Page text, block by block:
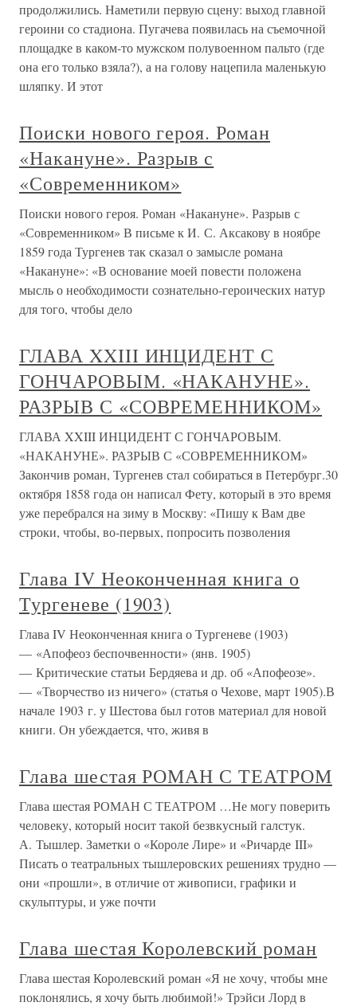
продолжились. Наметили первую сцену: выход главной
героини со стадиона. Пугачева появилась на съемочной
площадке в каком-то мужском полувоенном пальто (где
она его только взяла?), а на голову нацепила маленькую
шляпку. И этот
Поиски нового героя. Роман
«Накануне». Разрыв с
«Современником»
Поиски нового героя. Роман «Накануне». Разрыв с
«Современником» В письме к И. С. Аксакову в ноябре
1859 года Тургенев так сказал о замысле романа
«Накануне»: «В основание моей повести положена
мысль о необходимости сознательно-героических натур
для того, чтобы дело
ГЛАВА XXIII ИНЦИДЕНТ С
ГОНЧАРОВЫМ. «НАКАНУНЕ».
РАЗРЫВ С «СОВРЕМЕННИКОМ»
ГЛАВА XXIII ИНЦИДЕНТ С ГОНЧАРОВЫМ.
«НАКАНУНЕ». РАЗРЫВ С «СОВРЕМЕННИКОМ»
Закончив роман, Тургенев стал собираться в Петербург.30
октября 1858 года он написал Фету, который в это время
уже перебрался на зиму в Москву: «Пишу к Вам две
строки, чтобы, во-первых, попросить позволения
Глава IV Неоконченная книга о
Тургеневе (1903)
Глава IV Неоконченная книга о Тургеневе (1903)
— «Апофеоз беспочвенности» (янв. 1905)
— Критические статьи Бердяева и др. об «Апофеозе».
— «Творчество из ничего» (статья о Чехове, март 1905).В
начале 1903 г. у Шестова был готов материал для новой
книги. Он убеждается, что, живя в
Глава шестая РОМАН С ТЕАТРОМ
Глава шестая РОМАН С ТЕАТРОМ …Не могу поверить
человеку, который носит такой безвкусный галстук.
А. Тышлер. Заметки о «Короле Лире» и «Ричарде III»
Писать о театральных тышлеровских решениях трудно —
они «прошли», в отличие от живописи, графики и
скульптуры, и уже почти
Глава шестая Королевский роман
Глава шестая Королевский роман «Я не хочу, чтобы мне
поклонялись, я хочу быть любимой!» Трэйси Лорд в